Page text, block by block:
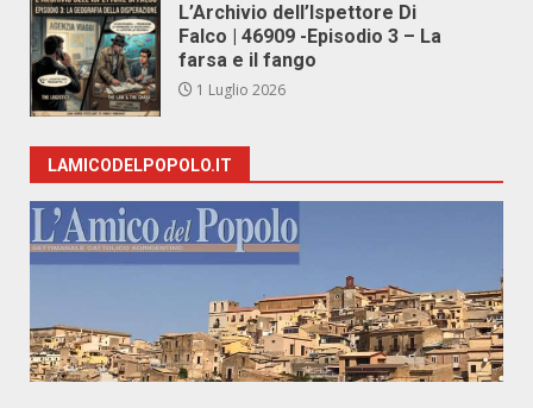
L’Archivio dell’Ispettore Di
Falco | 46909 -Episodio 3 – La
farsa e il fango
1 Luglio 2026
LAMICODELPOPOLO.IT